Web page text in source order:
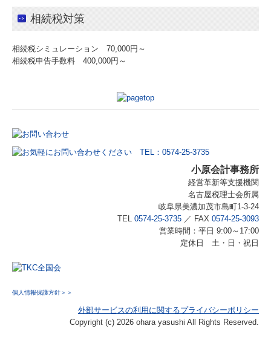
相続税対策
相続税シミュレーション 70,000円～
相続税申告手数料 400,000円～
小原会計事務所
経営革新等支援機関
名古屋税理士会所属
岐阜県美濃加茂市島町1-3-24
TEL 0574-25-3735 ／ FAX 0574-25-3093
営業時間：平日 9:00～17:00
定休日 土・日・祝日
個人情報保護方針＞＞
外部サービスの利用に関するプライバシーポリシー
Copyright (c) 2026 ohara yasushi All Rights Reserved.